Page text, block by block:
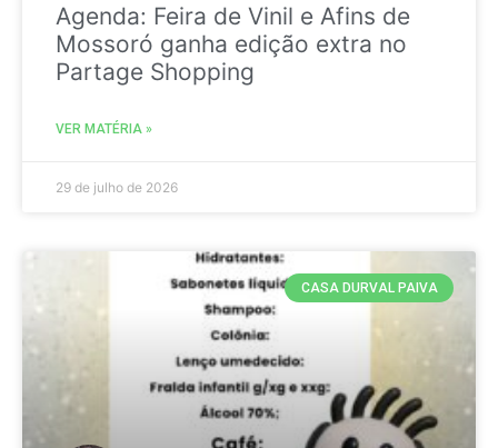
Agenda: Feira de Vinil e Afins de
Mossoró ganha edição extra no
Partage Shopping
VER MATÉRIA »
29 de julho de 2026
CASA DURVAL PAIVA